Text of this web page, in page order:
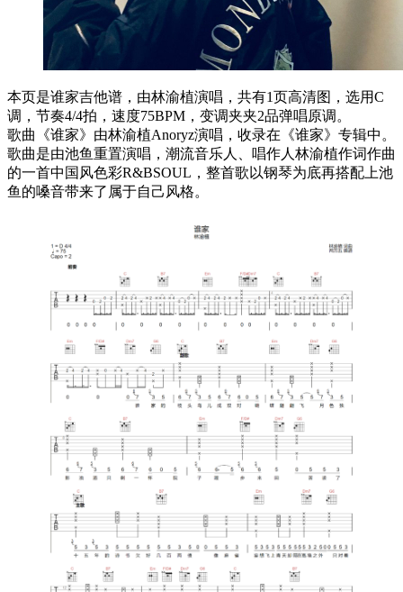
本页是谁家吉他谱，由林渝植演唱，共有1页高清图，选用C
调，节奏4/4拍，速度75BPM，变调夹夹2品弹唱原调。
歌曲《谁家》由林渝植Anoryz演唱，收录在《谁家》专辑中。
歌曲是由池鱼重置演唱，潮流音乐人、唱作人林渝植作词作曲
的一首中国风色彩R&BSOUL，整首歌以钢琴为底再搭配上池
鱼的嗓音带来了属于自己风格。